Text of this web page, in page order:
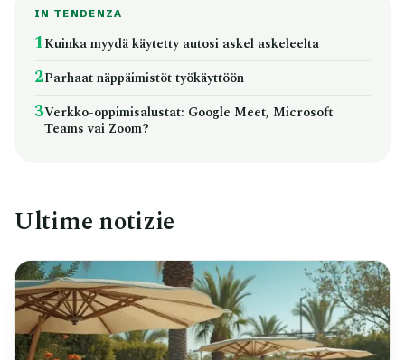
IN TENDENZA
1Kuinka myydä käytetty autosi askel askeleelta
2Parhaat näppäimistöt työkäyttöön
3Verkko-oppimisalustat: Google Meet, Microsoft
Teams vai Zoom?
Ultime notizie